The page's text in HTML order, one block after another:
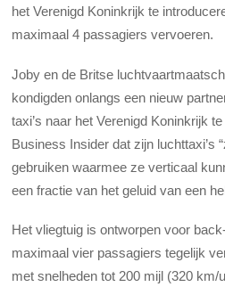
het Verenigd Koninkrijk te
maximaal 4 passagiers vervoeren.
Joby en de Britse
kondigden onlangs een nieuw
taxi’s naar het Verenigd Koninkrijk
Business Insider dat zijn luchttaxi’s
gebruiken waarmee ze verticaal
een fractie van het geluid van een
Het vliegtuig is ontworpen voor
maximaal vier passagiers tegelijk
met snelheden tot 200 mijl (320